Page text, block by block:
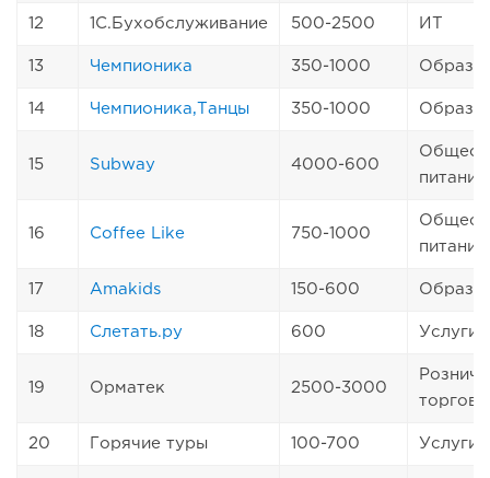
12 1С.Бухобслуживание 500-2500 ИТ
13 Чемпионика 350-1000
14 Чемпионика,Танцы 350-1000
15 Subway 4000-600
питание
16 Coffee Like 750-1000
питание
17 Amakids 150-600
18 Слетать.ру 600 Услуги
19 Орматек 2500-3000
20 Горячие туры 100-700 Услуги